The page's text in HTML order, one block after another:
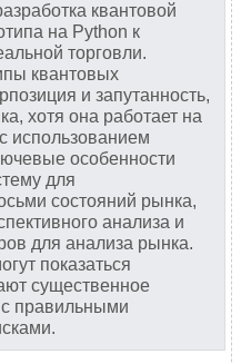
квантовой
на Python к
торговли.
квантовых
и запутанность,
хотя она работает на
использованием
особенности
для
состояний рынка,
анализа и
для анализа рынка.
показаться
существенное
правильными